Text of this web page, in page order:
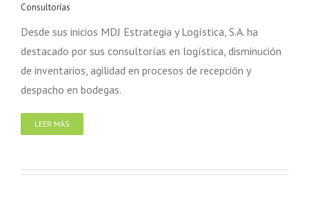
Consultorías
Desde sus inicios MDJ Estrategia y Logística, S.A. ha
destacado por sus consultorías en logística, disminución
de inventarios, agilidad en procesos de recepción y
despacho en bodegas.
LEER MÁS